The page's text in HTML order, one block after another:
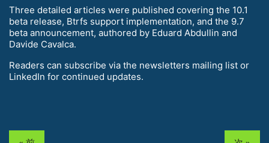
Three detailed articles were published covering the 10.1
beta release, Btrfs support implementation, and the 9.7
beta announcement, authored by Eduard Abdullin and
Davide Cavalca.
Readers can subscribe via the newsletters mailing list or
LinkedIn for continued updates.